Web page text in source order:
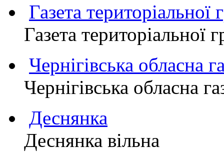
Газета
Газета
Чернігівська обласна
Чернігівська обласна
Деснянка
Деснянка вільна